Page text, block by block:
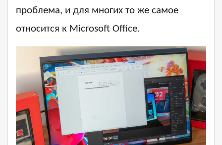
проблема, и для многих то же самое
относится к Microsoft Office.